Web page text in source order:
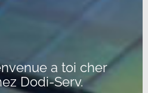
a toi cher
Dodi-Serv.